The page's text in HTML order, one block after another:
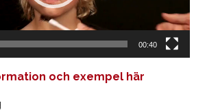
00:40
och exempel här